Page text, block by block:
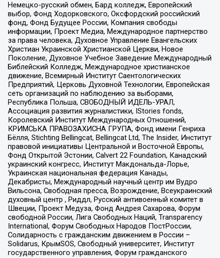
Немецко-русский обмен, Бард колледж, Европейский
выбор, Фонд Ходорковского, Оксфордский российский
фонд, Фонд Будущее России, Компания свободы
информации, Проект Медиа, Международное партнерство
за права человека, Духовное Управление Евангельских
Христиан Украинской Христианской Церкви, Новое
Поколение, Духовное Учебное Заведение Международный
Библейский Колледж, Международное христианское
движение, Всемирный Институт Саентологических
Предприятий, Церковь Духовной Технологии, Европейская
сеть организаций по наблюдению за выборами,
Республика Польша, СВОБОДНЫЙ ИДЕЛЬ-УРАЛ,
Ассоциация развития журналистики, IStories fonds,
Королевский Институт Международных Отношений,
КРИМСЬКА ПРАВОЗАХИСНА ГРУПА, Фонд имени Генриха
Бёлля, Stichting Bellingcat, Bellingcat Ltd, The Insider, Институт
правовой инициативы Центральной и Восточной Европы,
Фонд Открытой Эстонии, Calvert 22 Foundation, Канадский
украинский конгресс, Институт Макдональда-Лорье,
Украинская национальная федерация Канады,
Декабристы, Международный научный центр им Вудро
Вильсона, Свободная пресса, Возрождение, Всеукраинский
духовный центр , Риддл, Русский антивоенный комитет в
Швеции, Проект Медуза, Фонд Андрея Сахарова, Форум
свободной России, Лига Свободных Наций, Transparеncy
International, Форум Свободных Народов ПостРоссии,
Солидарность с гражданским движением в России –
Solidarus, КрымSOS, Свободный университет, Институт
государственного управления, Форум гражданского